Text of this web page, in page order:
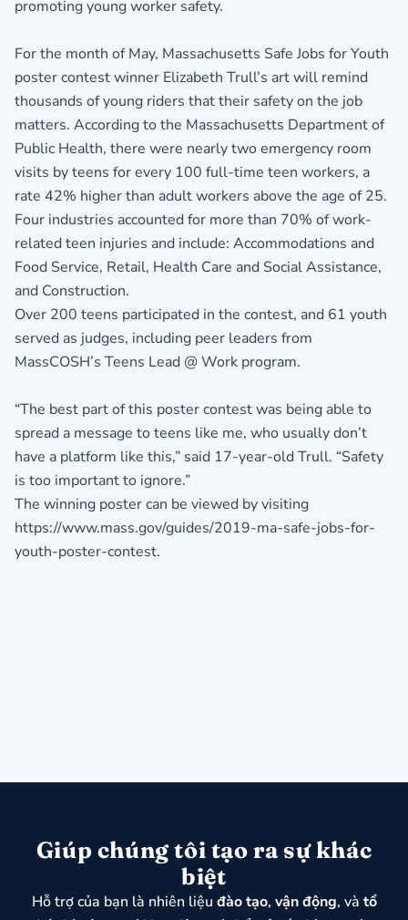
promoting young worker safety.
For the month of May, Massachusetts Safe Jobs for Youth
poster contest winner Elizabeth Trull’s art will remind
thousands of young riders that their safety on the job
matters. According to the Massachusetts Department of
Public Health, there were nearly two emergency room
visits by teens for every 100 full-time teen workers, a
rate 42% higher than adult workers above the age of 25.
Four industries accounted for more than 70% of work-
related teen injuries and include: Accommodations and
Food Service, Retail, Health Care and Social Assistance,
and Construction.
Over 200 teens participated in the contest, and 61 youth
served as judges, including peer leaders from
MassCOSH’s Teens Lead @ Work program.
“The best part of this poster contest was being able to
spread a message to teens like me, who usually don’t
have a platform like this,” said 17-year-old Trull. “Safety
is too important to ignore.”
The winning poster can be viewed by visiting
https://www.mass.gov/guides/2019-ma-safe-jobs-for-
youth-poster-contest.
Giúp chúng tôi tạo ra sự khác
biệt
Hỗ trợ của bạn là nhiên liệu đào tạo, vận động, và tổ